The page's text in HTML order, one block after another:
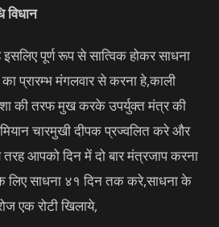
विधान
पूर्ण रूप से सात्विक होकर साधना
प्रारम्भ मंगलवार से करना हे,काली
की तरफ मुख करके उपर्युक्त मंत्र की
चारमुखी दीपक प्रज्वलित करे और
आपको दिन में दो बार मंत्रजाप करना
लिए साधना ४१ दिन तक करे,साधना के
एक रोटी खिलाये,